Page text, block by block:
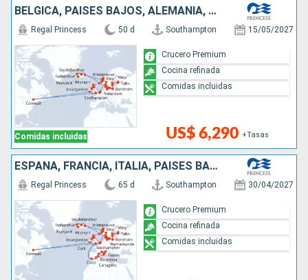
BÉLGICA, PAISES BAJOS, ALEMANIA, POLONIA, FINLANDIA, ESTONIA, SUECIA, DINAMARCA, NORUEGA, ISLANDIA, CANADÁ, IRLANDA, REINO UNIDO
Comidas incluidas
Regal Princess 50 d Southampton 15/05/2027
US$ 6,290 +Tasas
Crucero Premium
Cocina refinada
Comidas incluidas
ESPAÑA, FRANCIA, ITALIA, PAISES BAJOS, NORUEGA, ALEMANIA, FINLANDIA, ESTONIA, SUECIA, POLONIA, DINAMARCA, ISLANDIA, REINO UNIDO, BÉLGICA, CANADÁ, IRLANDA
Regal Princess 65 d Southampton 30/04/2027
Crucero Premium
Cocina refinada
Comidas incluidas